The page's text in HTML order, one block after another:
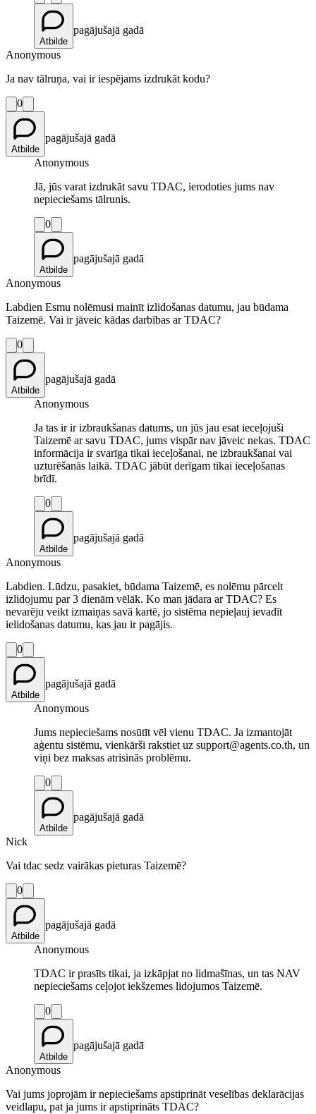
Atbilde
pagājušajā gadā
Anonymous
Ja nav tālruņa, vai ir iespējams izdrukāt kodu?
0
Atbilde
pagājušajā gadā
Anonymous
Jā, jūs varat izdrukāt savu TDAC, ierodoties jums nav
nepieciešams tālrunis.
0
Atbilde
pagājušajā gadā
Anonymous
Labdien Esmu nolēmusi mainīt izlidošanas datumu, jau būdama
Taizemē. Vai ir jāveic kādas darbības ar TDAC?
0
Atbilde
pagājušajā gadā
Anonymous
Ja tas ir ir izbraukšanas datums, un jūs jau esat ieceļojuši
Taizemē ar savu TDAC, jums vispār nav jāveic nekas. TDAC
informācija ir svarīga tikai ieceļošanai, ne izbraukšanai vai
uzturēšanās laikā. TDAC jābūt derīgam tikai ieceļošanas
brīdī.
0
Atbilde
pagājušajā gadā
Anonymous
Labdien. Lūdzu, pasakiet, būdama Taizemē, es nolēmu pārcelt
izlidojumu par 3 dienām vēlāk. Ko man jādara ar TDAC? Es
nevarēju veikt izmaiņas savā kartē, jo sistēma nepieļauj ievadīt
ielidošanas datumu, kas jau ir pagājis.
0
Atbilde
pagājušajā gadā
Anonymous
Jums nepieciešams nosūtīt vēl vienu TDAC. Ja izmantojāt
aģentu sistēmu, vienkārši rakstiet uz support@agents.co.th, un
viņi bez maksas atrisinās problēmu.
0
Atbilde
pagājušajā gadā
Nick
Vai tdac sedz vairākas pieturas Taizemē?
0
Atbilde
pagājušajā gadā
Anonymous
TDAC ir prasīts tikai, ja izkāpjat no lidmašīnas, un tas NAV
nepieciešams ceļojot iekšzemes lidojumos Taizemē.
0
Atbilde
pagājušajā gadā
Anonymous
Vai jums joprojām ir nepieciešams apstiprināt veselības deklarācijas
veidlapu, pat ja jums ir apstiprināts TDAC?